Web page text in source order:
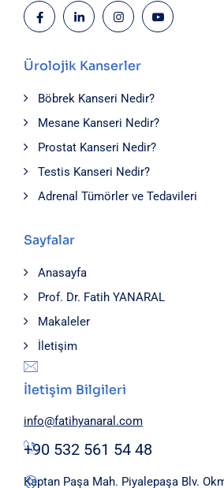
Ürolojik Kanserler
Böbrek Kanseri Nedir?
Mesane Kanseri Nedir?
Prostat Kanseri Nedir?
Testis Kanseri Nedir?
Adrenal Tümörler ve Tedavileri
Sayfalar
Anasayfa
Prof. Dr. Fatih YANARAL
Makaleler
İletişim
İletişim Bilgileri
Kaptan Paşa Mah. Piyalepaşa Blv.
+90 532 561 54 48
info@fatihyanaral.com